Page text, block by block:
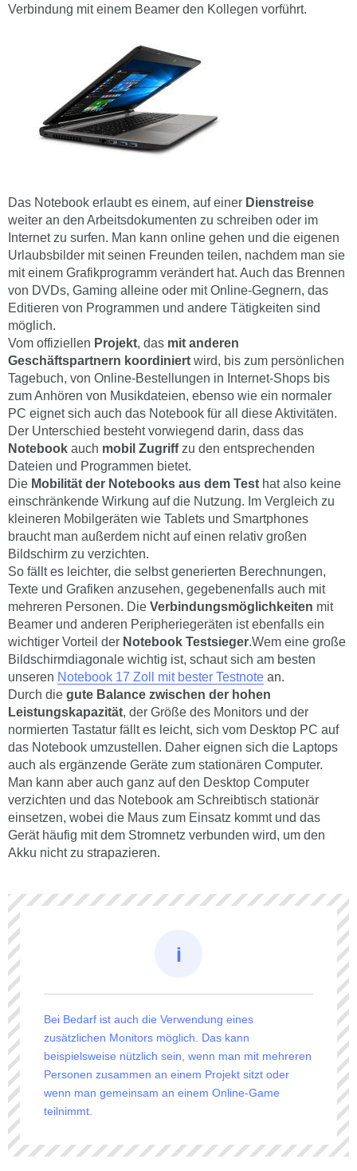
Verbindung mit einem Beamer den Kollegen vorführt.
Das Notebook erlaubt es einem, auf einer Dienstreise
weiter an den Arbeitsdokumenten zu schreiben oder im
Internet zu surfen. Man kann online gehen und die eigenen
Urlaubsbilder mit seinen Freunden teilen, nachdem man sie
mit einem Grafikprogramm verändert hat. Auch das Brennen
von DVDs, Gaming alleine oder mit Online-Gegnern, das
Editieren von Programmen und andere Tätigkeiten sind
möglich.
Vom offiziellen Projekt, das mit anderen
Geschäftspartnern koordiniert wird, bis zum persönlichen
Tagebuch, von Online-Bestellungen in Internet-Shops bis
zum Anhören von Musikdateien, ebenso wie ein normaler
PC eignet sich auch das Notebook für all diese Aktivitäten.
Der Unterschied besteht vorwiegend darin, dass das
Notebook auch mobil Zugriffzu den entsprechenden
Dateien und Programmen bietet.
Die Mobilität der Notebooks aus dem Test hat also keine
einschränkende Wirkung auf die Nutzung. Im Vergleich zu
kleineren Mobilgeräten wie Tablets und Smartphones
braucht man außerdem nicht auf einen relativ großen
Bildschirm zu verzichten.
So fällt es leichter, die selbst generierten Berechnungen,
Texte und Grafiken anzusehen, gegebenenfalls auch mit
mehreren Personen. Die Verbindungsmöglichkeiten mit
Beamer und anderen Peripheriegeräten ist ebenfalls ein
wichtiger Vorteil der Notebook Testsieger.Wem eine große
Bildschirmdiagonale wichtig ist, schaut sich am besten
unseren Notebook 17 Zoll mit bester Testnote an.
Durch die gute Balance zwischen der hohen
Leistungskapazität, der Größe des Monitors und der
normierten Tastatur fällt es leicht, sich vom Desktop PC auf
das Notebook umzustellen. Daher eignen sich die Laptops
auch als ergänzende Geräte zum stationären Computer.
Man kann aber auch ganz auf den Desktop Computer
verzichten und das Notebook am Schreibtisch stationär
einsetzen, wobei die Maus zum Einsatz kommt und das
Gerät häufig mit dem Stromnetz verbunden wird, um den
Akku nicht zu strapazieren.
Bei Bedarf ist auch die Verwendung eines
zusätzlichen Monitors möglich. Das kann
beispielsweise nützlich sein, wenn man mit mehreren
Personen zusammen an einem Projekt sitzt oder
wenn man gemeinsam an einem Online-Game
teilnimmt.